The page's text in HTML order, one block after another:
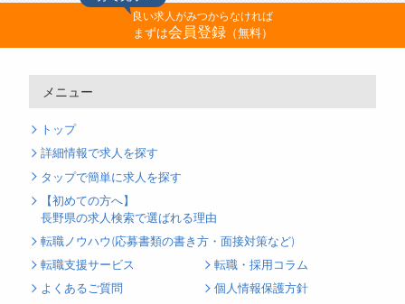
良い求人がみつからなければ
まずは会員登録（無料）
メニュー
トップ
詳細情報で求人を探す
タップで簡単に求人を探す
【初めての方へ】
長野県の求人検索で選ばれる理由
転職ノウハウ(応募書類の書き方・面接対策など)
転職支援サービス
転職・採用コラム
よくあるご質問
個人情報保護方針